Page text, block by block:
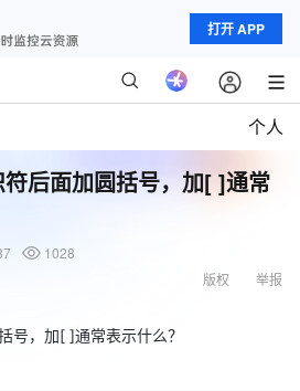
打开 APP
个人
后面加圆括号，加[ ]通常
1028
举报
版权
号，加[ ]通常表示什么？